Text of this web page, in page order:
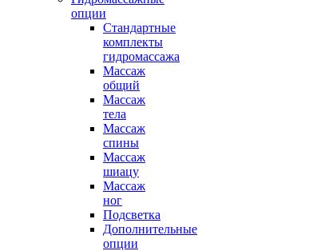
опции
Стандартные
комплекты
гидромассажа
Массаж
общий
Массаж
тела
Массаж
спины
Массаж
шиацу
Массаж
ног
Подсветка
Дополнительные
опции